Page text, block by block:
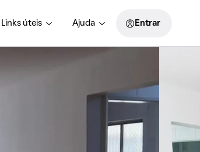
Links úteis Ajuda Entrar